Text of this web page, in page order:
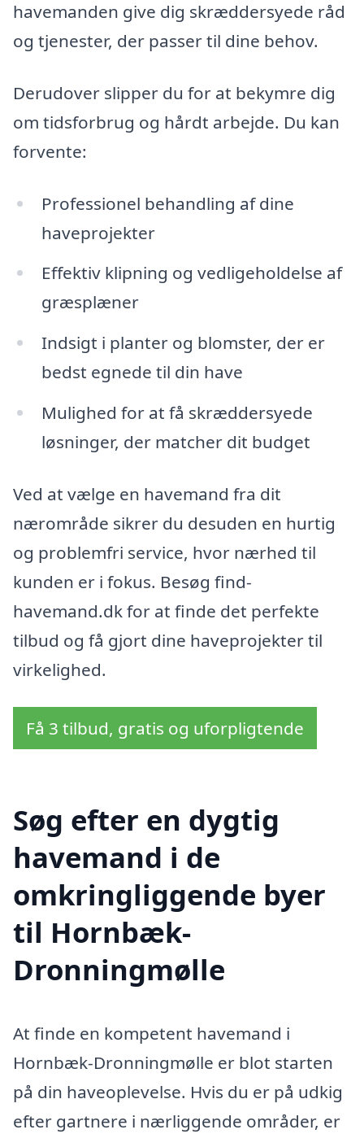
havemanden give dig skræddersyede råd
og tjenester, der passer til dine behov.
Derudover slipper du for at bekymre dig
om tidsforbrug og hårdt arbejde. Du kan
forvente:
Professionel behandling af dine
haveprojekter
Effektiv klipning og vedligeholdelse af
græsplæner
Indsigt i planter og blomster, der er
bedst egnede til din have
Mulighed for at få skræddersyede
løsninger, der matcher dit budget
Ved at vælge en havemand fra dit
nærområde sikrer du desuden en hurtig
og problemfri service, hvor nærhed til
kunden er i fokus. Besøg find-
havemand.dk for at finde det perfekte
tilbud og få gjort dine haveprojekter til
virkelighed.
Få 3 tilbud, gratis og uforpligtende
Søg efter en dygtig
havemand i de
omkringliggende byer
til Hornbæk-
Dronningmølle
At finde en kompetent havemand i
Hornbæk-Dronningmølle er blot starten
på din haveoplevelse. Hvis du er på udkig
efter gartnere i nærliggende områder, er